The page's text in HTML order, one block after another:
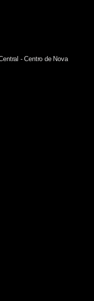
- Centro de Nova